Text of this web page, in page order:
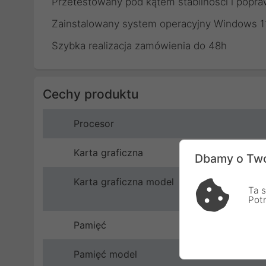
Zainstalowany system operacyjny Windows
Szybka realizacja zamówienia do 48h
Cechy produktu
Procesor
Karta graficzna
Karta graficzna model
Pamięć
Pamięć model
Dbamy o
Ta